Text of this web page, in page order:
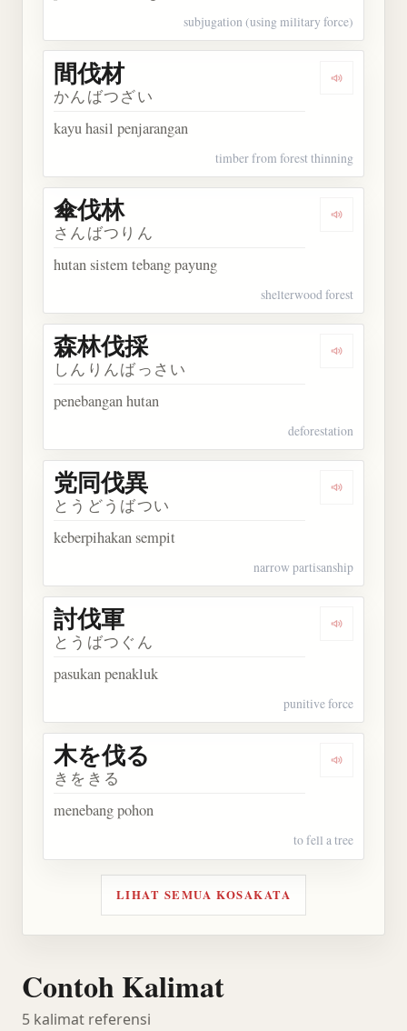
subjugation (using military force)
Dengarkan
間伐材
かんばつざい
kayu hasil penjarangan
timber from forest thinning
Dengarkan
傘伐林
さんばつりん
hutan sistem tebang payung
shelterwood forest
Dengarkan
森林伐採
しんりんばっさい
penebangan hutan
deforestation
Dengarkan
党同伐異
とうどうばつい
keberpihakan sempit
narrow partisanship
Dengarkan
討伐軍
とうばつぐん
pasukan penakluk
punitive force
Dengarkan
木を伐る
きをきる
menebang pohon
to fell a tree
LIHAT SEMUA KOSAKATA
Contoh Kalimat
5 kalimat referensi